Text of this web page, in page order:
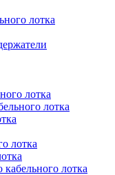
лотка
лотка
лотка
лотка
кабельного лотка